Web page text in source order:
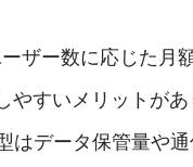
ザー数に応じた月
やすいメリットがあ
はデータ保管量や